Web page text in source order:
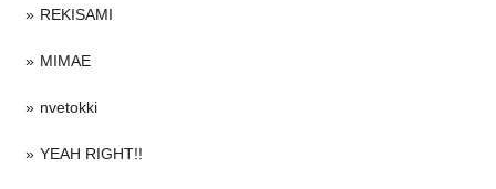
REKISAMI
MIMAE
nvetokki
YEAH RIGHT!!